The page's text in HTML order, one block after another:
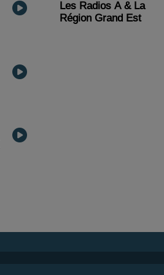
Les Radios A & La
Région Grand Est